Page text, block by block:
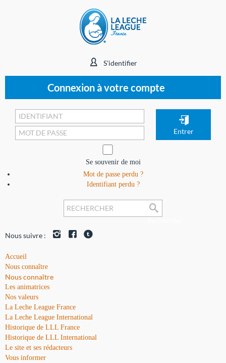
S'identifier
Connexion à votre compte
Se souvenir de moi
Mot de passe perdu ?
Identifiant perdu ?
Nous suivre :
Accueil
Nous connaître
Nous connaître
Les animatrices
Nos valeurs
La Leche League France
La Leche League International
Historique de LLL France
Historique de LLL International
Le site et ses rédacteurs
Vous informer